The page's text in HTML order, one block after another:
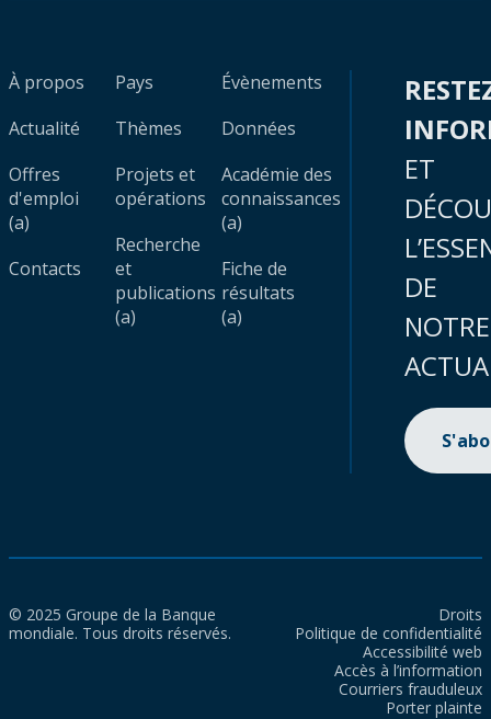
À propos
Actualité
Offres
d'emploi
(a)
Contacts
Pays
Thèmes
Projets et
opérations
Recherche
et
publications
(a)
Évènements
Données
Académie des
connaissances
(a)
Fiche de
résultats
(a)
ET
DE
NOTRE
© 2025 Groupe de la Banque
mondiale. Tous droits réservés.
Droits
Politique de confidentialité
Accessibilité web
Accès à l’information
Courriers frauduleux
Porter plainte